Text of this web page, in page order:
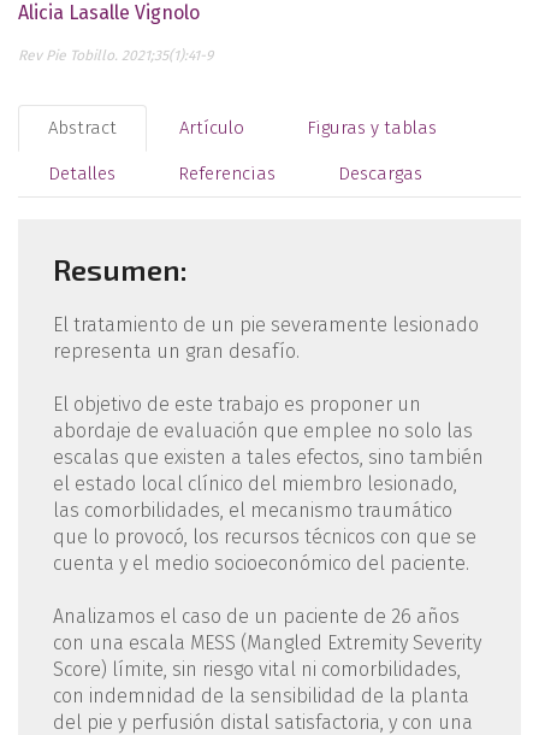
Alicia Lasalle Vignolo
Rev Pie Tobillo. 2021;35(1):41-9
Abstract Artículo Figuras y tablas
Detalles Referencias Descargas
Resumen:
El tratamiento de un pie severamente lesionado
representa un gran desafío.
El objetivo de este trabajo es proponer un
abordaje de evaluación que emplee no solo las
escalas que existen a tales efectos, sino también
el estado local clínico del miembro lesionado,
las comorbilidades, el mecanismo traumático
que lo provocó, los recursos técnicos con que se
cuenta y el medio socioeconómico del paciente.
Analizamos el caso de un paciente de 26 años
con una escala MESS (Mangled Extremity Severity
Score) límite, sin riesgo vital ni comorbilidades,
con indemnidad de la sensibilidad de la planta
del pie y perfusión distal satisfactoria, y con una